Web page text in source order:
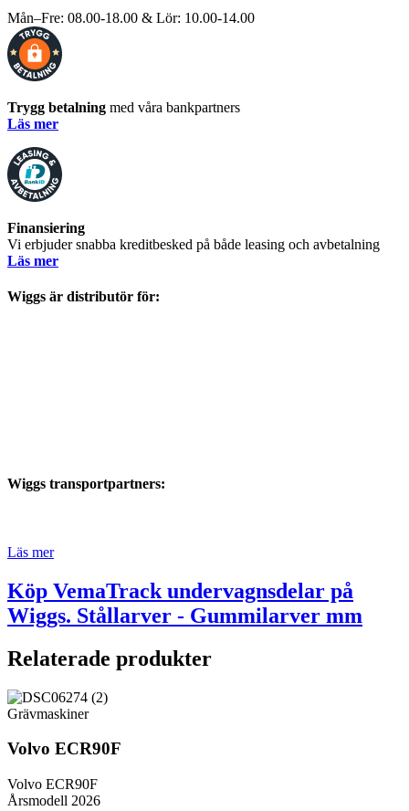
Mån–Fre: 08.00-18.00 & Lör: 10.00-14.00
Trygg betalning med våra bankpartners
Läs mer
Finansiering
Vi erbjuder snabba kreditbesked på både leasing och avbetalning
Läs mer
Wiggs är distributör för:
Wiggs transportpartners:
Läs mer
Köp VemaTrack undervagnsdelar på
Wiggs. Stållarver - Gummilarver mm
Relaterade produkter
Grävmaskiner
Volvo ECR90F
Volvo ECR90F
Årsmodell 2026